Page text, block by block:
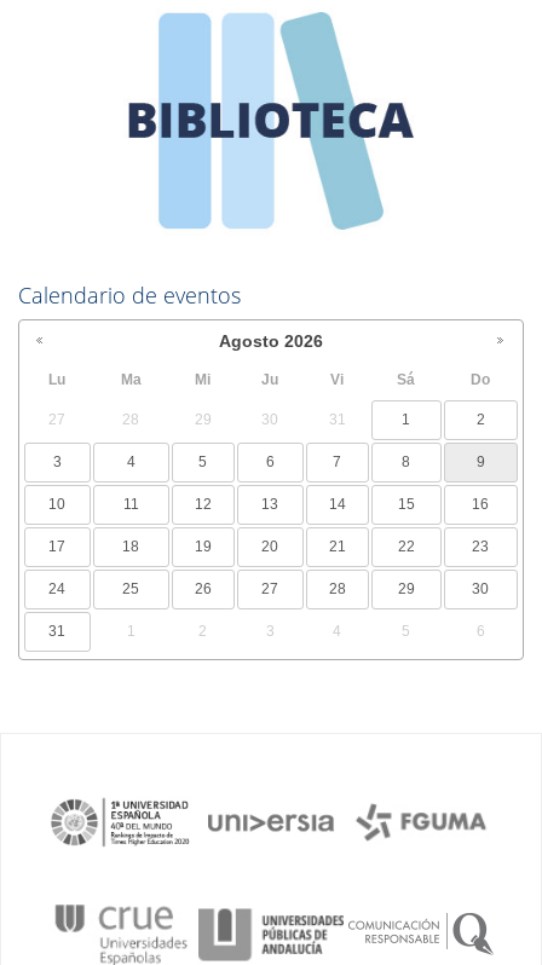
Calendario de eventos
Agosto 2026
Lu Ma Mi Ju Vi Sá Do
27 28 29 30 31 1 2
3 4 5 6 7 8 9
10 11 12 13 14 15 16
17 18 19 20 21 22 23
24 25 26 27 28 29 30
31 1 2 3 4 5 6